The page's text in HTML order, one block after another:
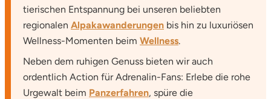
tierischen Entspannung bei unseren beliebten
regionalen Alpakawanderungen bis hin zu luxuriösen
Wellness-Momenten beim Wellness.
Neben dem ruhigen Genuss bieten wir auch
ordentlich Action für Adrenalin-Fans: Erlebe die rohe
Urgewalt beim Panzerfahren, spüre die